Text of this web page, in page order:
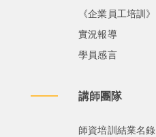
《企業員工培訓》
實況報導
學員感言
講師團隊
師資培訓結業名錄